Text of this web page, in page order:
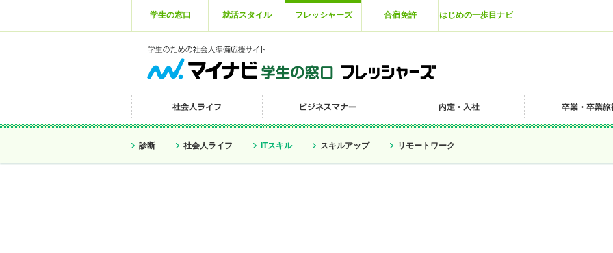
学生の窓口 就活スタイル フレッシャーズ 合宿免許 はじめの一歩目ナビ
診断 社会人ライフ ITスキル スキルアップ リモートワーク